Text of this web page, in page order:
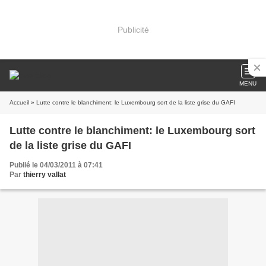
Publicité
MENU
Accueil » Lutte contre le blanchiment: le Luxembourg sort de la liste grise du GAFI
Lutte contre le blanchiment: le Luxembourg sort
de la liste grise du GAFI
Publié le 04/03/2011 à 07:41
Par thierry vallat